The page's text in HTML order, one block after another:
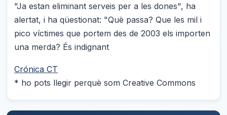
"Ja estan eliminant serveis per a les dones", ha
alertat, i ha qüestionat: "Què passa? Que les mil i
pico víctimes que portem des de 2003 els importen
una merda? És indignant
Crónica CT
* ho pots llegir perquè som Creative Commons